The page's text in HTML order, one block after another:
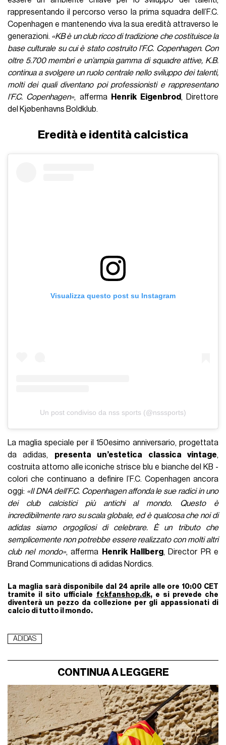
rappresentando il percorso verso la prima squadra dell’F.C.
Copenhagen e mantenendo viva la sua eredità attraverso le
generazioni. «KB è un club ricco di tradizione che costituisce la
base culturale su cui è stato costruito l’F.C. Copenhagen. Con
oltre 5.700 membri e un’ampia gamma di squadre attive, K.B.
continua a svolgere un ruolo centrale nello sviluppo dei talenti,
molti dei quali diventano poi professionisti e rappresentano
l’F.C. Copenhagen», afferma Henrik Eigenbrod , Direttore
del Kjøbenhavns Boldklub.
Eredità e identità calcistica
Visualizza questo post su Instagram
Un post condiviso da nss sports (@nsssports)
La maglia speciale per il 150esimo anniversario, progettata
da adidas, presenta un’estetica classica vintage,
costruita attorno alle iconiche strisce blu e bianche del KB -
colori che continuano a definire l’F.C. Copenhagen ancora
oggi: «Il DNA dell’F.C. Copenhagen affonda le sue radici in uno
dei club calcistici più antichi al mondo. Questo è
incredibilmente raro su scala globale, ed è qualcosa che noi di
adidas siamo orgogliosi di celebrare. È un tributo che
semplicemente non potrebbe essere realizzato con molti altri
club nel mondo», afferma Henrik Hallberg, Director PR e
Brand Communications di adidas Nordics.
La maglia sarà disponibile dal 24 aprile alle ore 10:00 CET
tramite il sito ufficiale fckfanshop.dk, e si prevede che
diventerà un pezzo da collezione per gli appassionati di
calcio di tutto il mondo.
ADIDAS
CONTINUA A LEGGERE